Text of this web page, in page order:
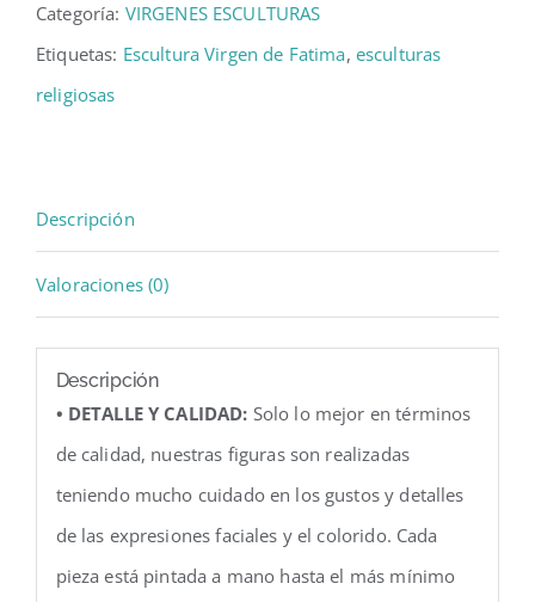
Categoría: VIRGENES ESCULTURAS
Etiquetas: Escultura Virgen de Fatima, esculturas
religiosas
Descripción
Valoraciones (0)
Descripción
• DETALLE Y CALIDAD: Solo lo mejor en términos
de calidad, nuestras figuras son realizadas
teniendo mucho cuidado en los gustos y detalles
de las expresiones faciales y el colorido. Cada
pieza está pintada a mano hasta el más mínimo